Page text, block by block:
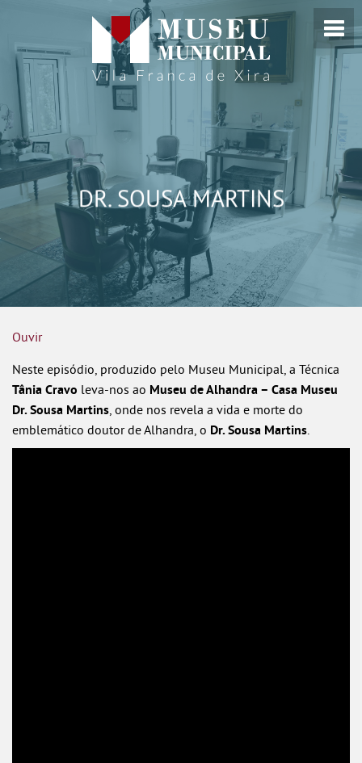
DR. SOUSA MARTINS
Ouvir
Neste episódio, produzido pelo Museu Municipal, a Técnica
Tânia Cravo leva-nos ao Museu de Alhandra – Casa Museu
Dr. Sousa Martins, onde nos revela a vida e morte do
emblemático doutor de Alhandra, o Dr. Sousa Martins.